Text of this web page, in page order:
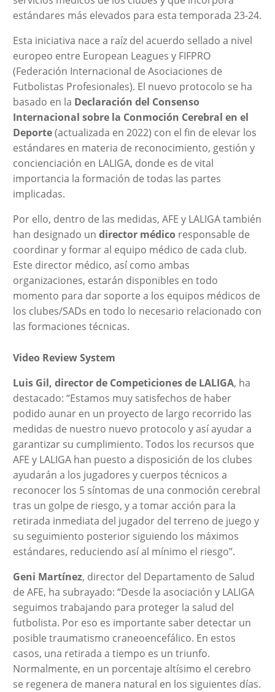
estándares más elevados para esta temporada 23-24.
Esta iniciativa nace a raíz del acuerdo sellado a nivel
europeo entre European Leagues y FIFPRO
(Federación Internacional de Asociaciones de
Futbolistas Profesionales). El nuevo protocolo se ha
basado en la Declaración del Consenso
Internacional sobre la Conmoción Cerebral en el
Deporte(actualizada en 2022) con el fin de elevar los
estándares en materia de reconocimiento, gestión y
concienciación en LALIGA, donde es de vital
importancia la formación de todas las partes
implicadas.
Por ello, dentro de las medidas, AFE y LALIGA también
han designado un director médicoresponsable de
coordinar y formar al equipo médico de cada club.
Este director médico, así como ambas
organizaciones, estarán disponibles en todo
momento para dar soporte a los equipos médicos de
los clubes/SADs en todo lo necesario relacionado con
las formaciones técnicas.
Video Review System
Luis Gil, director de Competiciones de LALIGA, ha
destacado: “Estamos muy satisfechos de haber
podido aunar en un proyecto de largo recorrido las
medidas de nuestro nuevo protocolo y así ayudar a
garantizar su cumplimiento. Todos los recursos que
AFE y LALIGA han puesto a disposición de los clubes
ayudarán a los jugadores y cuerpos técnicos a
reconocer los 5 síntomas de una conmoción cerebral
tras un golpe de riesgo, y a tomar acción para la
retirada inmediata del jugador del terreno de juego y
su seguimiento posterior siguiendo los máximos
estándares, reduciendo así al mínimo el riesgo”.
Geni Martínez, director del Departamento de Salud
de AFE, ha subrayado: “Desde la asociación y LALIGA
seguimos trabajando para proteger la salud del
futbolista. Por eso es importante saber detectar un
posible traumatismo craneoencefálico. En estos
casos, una retirada a tiempo es un triunfo.
Normalmente, en un porcentaje altísimo el cerebro
se regenera de manera natural en los siguientes días.